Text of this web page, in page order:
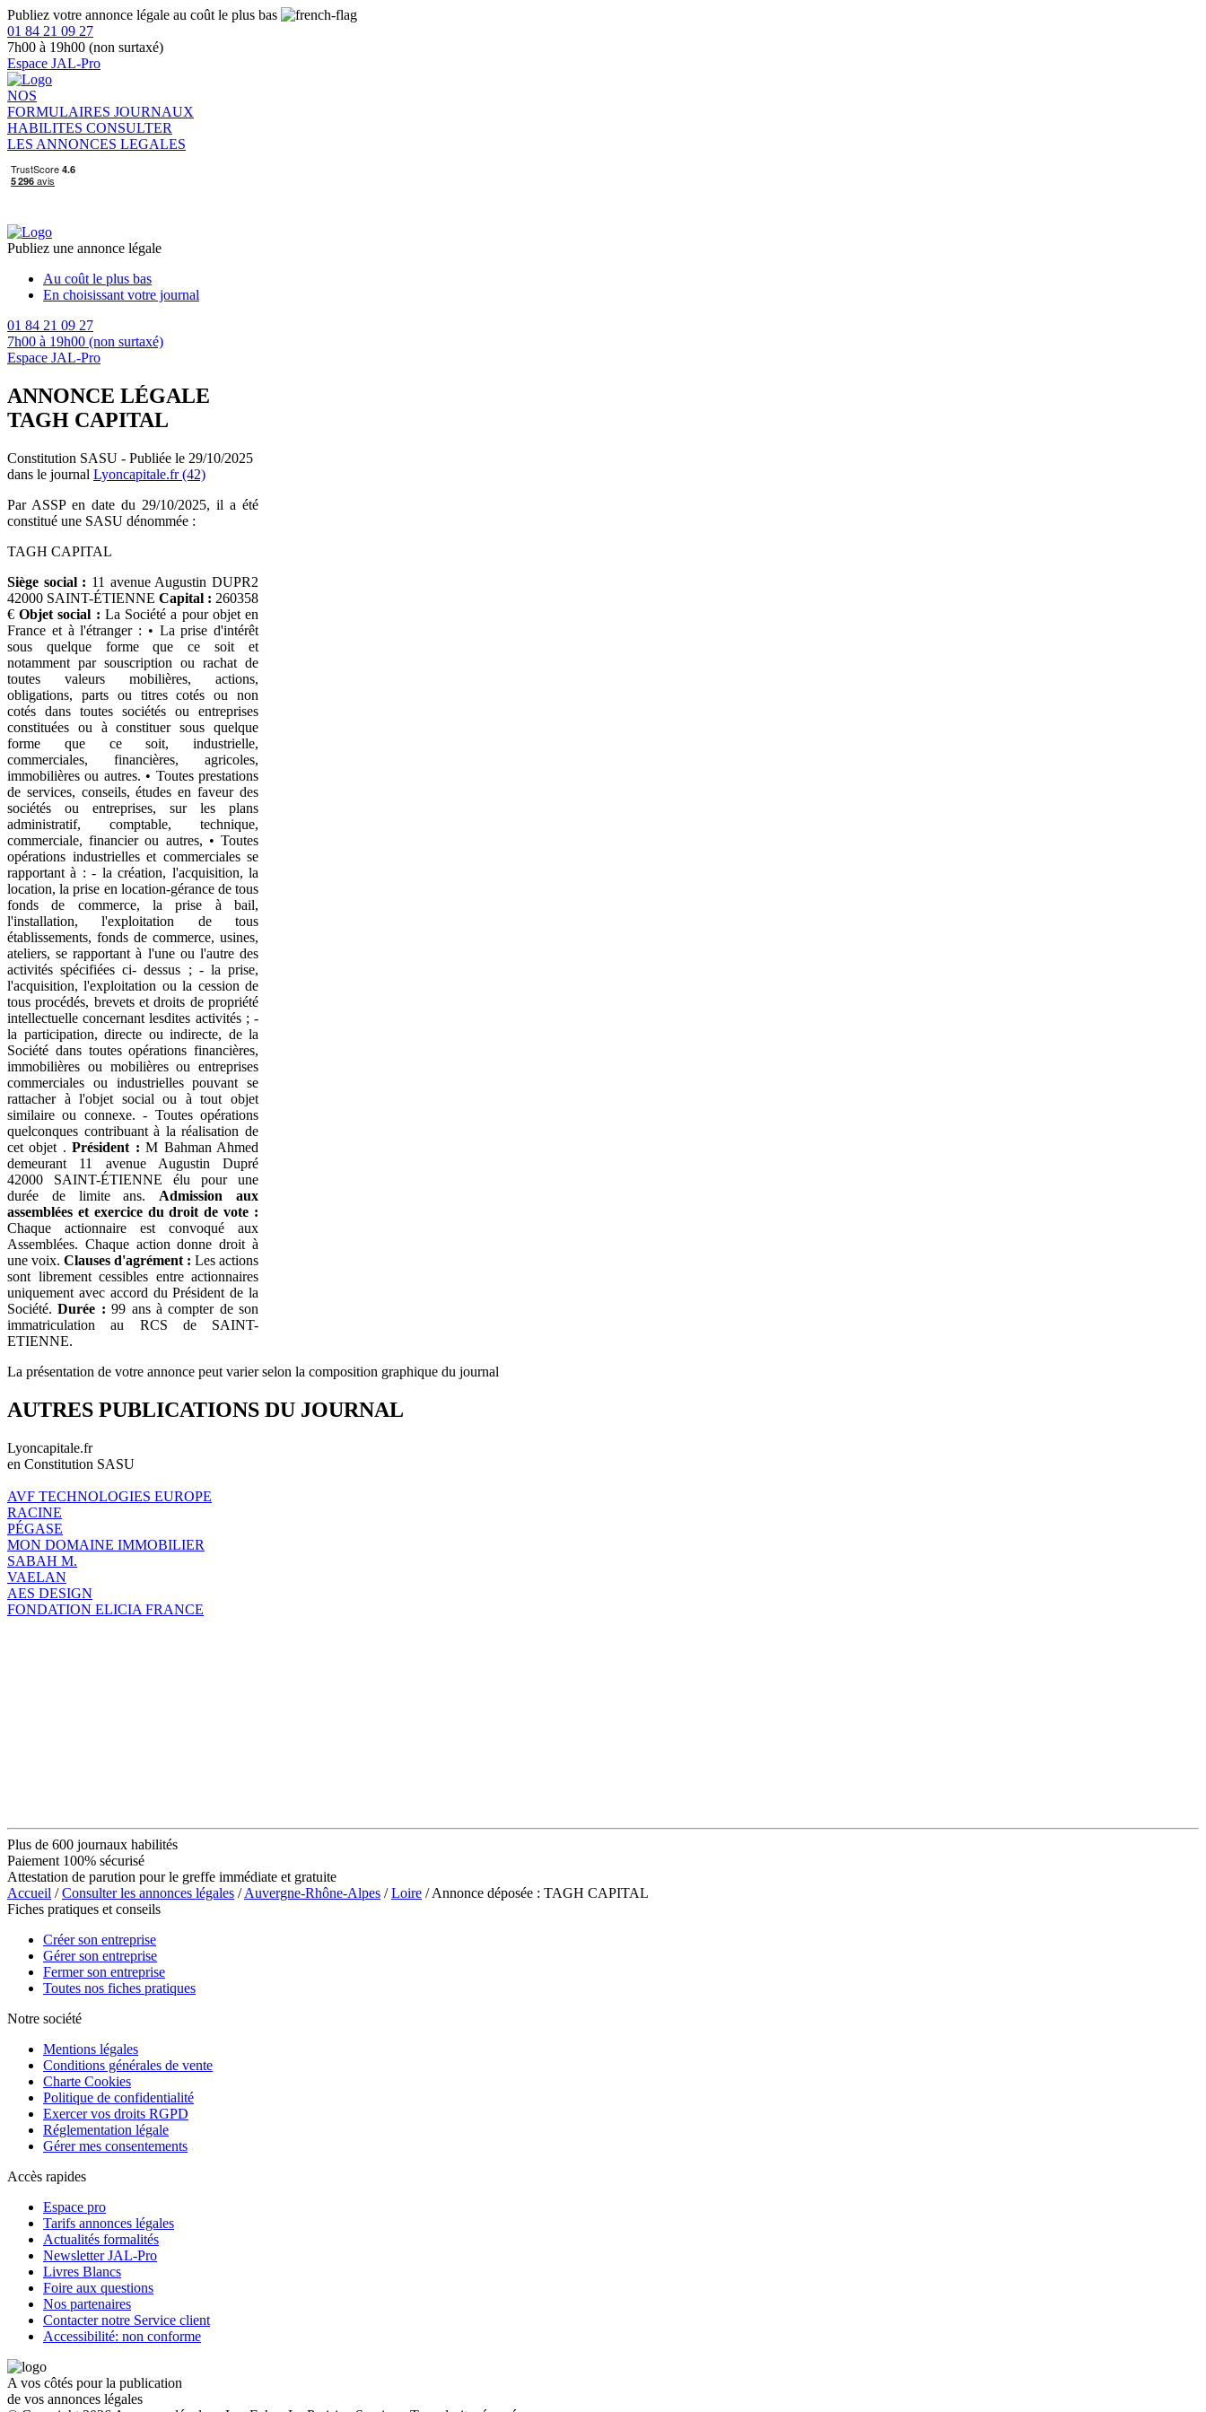
Publiez votre annonce légale au coût le plus bas
01 84 21 09 27
7h00 à 19h00 (non surtaxé)
Espace JAL-Pro
NOS
FORMULAIRES JOURNAUX
HABILITES CONSULTER
LES ANNONCES LEGALES
Publiez une annonce légale
Au coût le plus bas
En choisissant votre journal
01 84 21 09 27
7h00 à 19h00 (non surtaxé)
Espace JAL-Pro
ANNONCE LÉGALE
TAGH CAPITAL
Constitution SASU - Publiée le 29/10/2025
dans le journal Lyoncapitale.fr (42)
Par ASSP en date du 29/10/2025, il a été
constitué une SASU dénommée :
TAGH CAPITAL
Siège social : 11 avenue Augustin DUPR2
42000 SAINT-ÉTIENNE Capital : 260358
€Objet social : La Société a pour objet en
France et à l'étranger : • La prise d'intérêt
sous quelque forme que ce soit et
notamment par souscription ou rachat de
toutes valeurs mobilières, actions,
obligations, parts ou titres cotés ou non
cotés dans toutes sociétés ou entreprises
constituées ou à constituer sous quelque
forme que ce soit, industrielle,
commerciales, financières, agricoles,
immobilières ou autres. • Toutes prestations
de services, conseils, études en faveur des
sociétés ou entreprises, sur les plans
administratif, comptable, technique,
commerciale, financier ou autres, • Toutes
opérations industrielles et commerciales se
rapportant à : - la création, l'acquisition, la
location, la prise en location-gérance de tous
fonds de commerce, la prise à bail,
l'installation, l'exploitation de tous
établissements, fonds de commerce, usines,
ateliers, se rapportant à l'une ou l'autre des
activités spécifiées ci- dessus ; - la prise,
l'acquisition, l'exploitation ou la cession de
tous procédés, brevets et droits de propriété
intellectuelle concernant lesdites activités ; -
la participation, directe ou indirecte, de la
Société dans toutes opérations financières,
immobilières ou mobilières ou entreprises
commerciales ou industrielles pouvant se
rattacher à l'objet social ou à tout objet
similaire ou connexe. - Toutes opérations
quelconques contribuant à la réalisation de
cet objet .Président : M Bahman Ahmed
demeurant 11 avenue Augustin Dupré
42000 SAINT-ÉTIENNE élu pour une
durée de limite ans. Admission aux
assemblées et exercice du droit de vote :
Chaque actionnaire est convoqué aux
Assemblées. Chaque action donne droit à
une voix. Clauses d'agrément : Les actions
sont librement cessibles entre actionnaires
uniquement avec accord du Président de la
Société.Durée : 99 ans à compter de son
immatriculation au RCS de SAINT-
ETIENNE.
La présentation de votre annonce peut varier selon la composition graphique du journal
AUTRES PUBLICATIONS DU JOURNAL
Lyoncapitale.fr
en Constitution SASU
AVF TECHNOLOGIES EUROPE
RACINE
PÉGASE
MON DOMAINE IMMOBILIER
SABAH M.
VAELAN
AES DESIGN
FONDATION ELICIA FRANCE
Plus de 600 journaux habilités
Paiement 100% sécurisé
Attestation de parution pour le greffe immédiate et gratuite
Accueil /Consulter les annonces légales /Auvergne-Rhône-Alpes /Loire / Annonce déposée : TAGH CAPITAL
Fiches pratiques et conseils
Créer son entreprise
Gérer son entreprise
Fermer son entreprise
Toutes nos fiches pratiques
Notre société
Mentions légales
Conditions générales de vente
Charte Cookies
Politique de confidentialité
Exercer vos droits RGPD
Réglementation légale
Gérer mes consentements
Accès rapides
Espace pro
Tarifs annonces légales
Actualités formalités
Newsletter JAL-Pro
Livres Blancs
Foire aux questions
Nos partenaires
Contacter notre Service client
Accessibilité: non conforme
A vos côtés pour la publication
de vos annonces légales